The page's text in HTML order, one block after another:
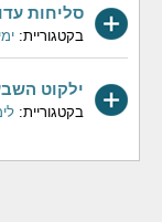
סליחות
בקטגוריית:
ילקוט
בקטגוריית: